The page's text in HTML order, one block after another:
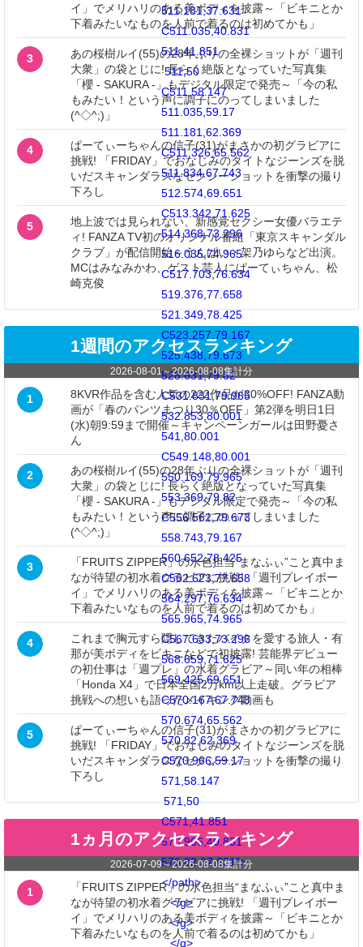
511.181,37.631
C511.035,40.831
511,41.851
511,50
C511,58.147
511.035,59.17
511.181,62.369
C511.326,65.562
511.834,67.743
512.574,69.651
C513.342,71.625
514.368,73.296
516.035,74.965
C517.703,76.634
519.376,77.658
521.349,78.425
C523.257,79.167
525.438,79.673
528.631,79.82
C531.831,79.965
532.853,80.001
541,80.001
C549.148,80.001
550.169,79.965
553.369,79.82
C556.562,79.673
558.743,79.167
560.652,78.425
C562.623,77.658
564.297,76.634
565.965,74.965
C567.633,73.296
568.659,71.625
569.425,69.651
C570.167,67.743
570.674,65.562
570.82,62.369
C570.966,59.17
571,58.147
571,50
C571,41.851
570.966,40.831
570.82,37.631">
</path>
</g>
</g>
</g>
イ」でメリハリのある美ボディを披露～「ビキニとか
下着みたいなものを人前で着るのは初めてかも」
3
あの桜樹ルイ(55)の28年ぶりの全裸ショットが「週刊
大衆」の袋とじに! 長らく絶版となっていた写真集
「櫻 - SAKURA -」もデジタル限定で発売～「今の私
もみたい！という声に調子にのってしまいました
(^◇^;)」
4
ぱーてぃーちゃんの信子(31)がまさかの初グラビアに
挑戦! 「FRIDAY」でおなじみのタイトなジーンズを脱
いだスキャンダラスなセクシーショットを衝撃の撮り
下ろし
5
地上波では見られない、新感覚セクシー女優バラエテ
ィ! FANZA TV初のオリジナル番組「東京スキャンダル
クラブ」が配信開始～うんぱい・架乃ゆらなど出演。
MCはみなみかわ、ゲスト芸人にぱーてぃちゃん、松
崎克俊
1週間のアクセスランキング
2026-08-01～2026-08-08集計分
1
8KVR作品を含む人気の222作品が30%OFF! FANZA動
画が「春のパンツまつり30％OFF」第2弾を明日1日
(水)朝9:59まで開催～キャンペーンガールは田野憂さ
ん
2
あの桜樹ルイ(55)の28年ぶりの全裸ショットが「週刊
大衆」の袋とじに! 長らく絶版となっていた写真集
「櫻 - SAKURA -」もデジタル限定で発売～「今の私
もみたい！という声に調子にのってしまいました
(^◇^;)」
3
「FRUITS ZIPPER」の水色担当“まなふぃ”こと真中ま
なが待望の初水着グラビアに挑戦! 「週刊プレイボー
イ」でメリハリのある美ボディを披露～「ビキニとか
下着みたいなものを人前で着るのは初めてかも」
4
これまで胸元すら隠してきたバイクを愛する旅人・有
那が美ボディをビキニなどで初披露! 芸能界デビュー
の初仕事は「週プレ」の水着グラビア～同い年の相棒
「Honda X4」で日本全国2万km以上走破。グラビア
挑戦への想いも語ったメイキング動画も
5
ぱーてぃーちゃんの信子(31)がまさかの初グラビアに
挑戦! 「FRIDAY」でおなじみのタイトなジーンズを脱
いだスキャンダラスなセクシーショットを衝撃の撮り
下ろし
1ヵ月のアクセスランキング
2026-07-09～2026-08-08集計分
1
「FRUITS ZIPPER」の水色担当“まなふぃ”こと真中ま
なが待望の初水着グラビアに挑戦! 「週刊プレイボー
イ」でメリハリのある美ボディを披露～「ビキニとか
下着みたいなものを人前で着るのは初めてかも」